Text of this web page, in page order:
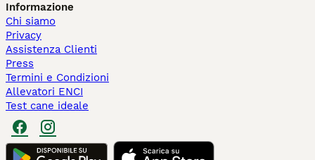
Informazione
Chi siamo
Privacy
Assistenza Clienti
Press
Termini e Condizioni
Allevatori ENCI
Test cane ideale